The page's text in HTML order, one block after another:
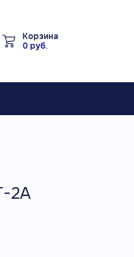
Корзина
0 руб.
2A